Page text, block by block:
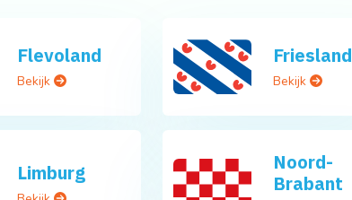
Flevoland
Bekijk
Friesland
Bekijk
Limburg
Noord-
Brabant